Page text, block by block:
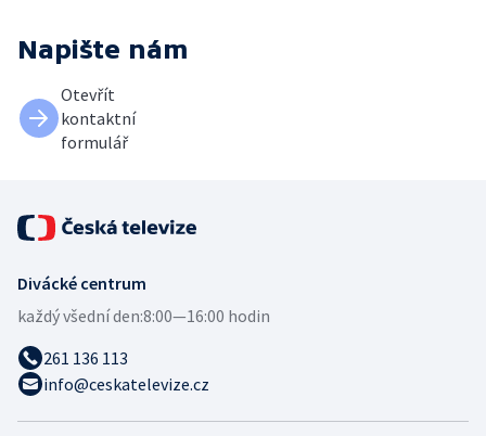
Napište nám
Otevřít
kontaktní
formulář
Divácké centrum
každý všední den:8:00—16:00 hodin
261 136 113
info@ceskatelevize.cz